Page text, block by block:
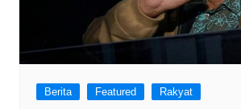
Berita Featured Rakyat